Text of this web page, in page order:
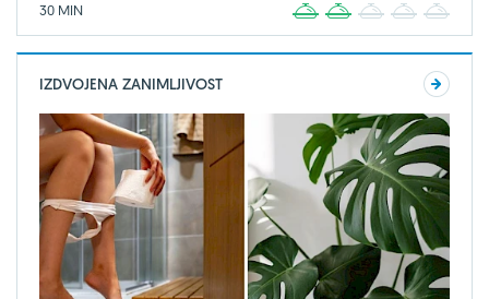
30 MIN 2 3 4
IZDVOJENA ZANIMLJIVOST